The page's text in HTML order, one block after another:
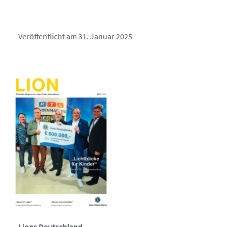
Veröffentlicht am 31. Januar 2025